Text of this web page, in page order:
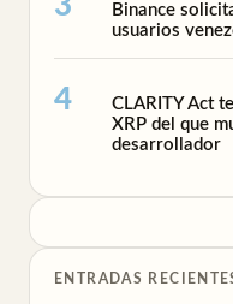
Binance
usuarios
CLARITY Act
XRP del que
desarrollador
ENTRADAS